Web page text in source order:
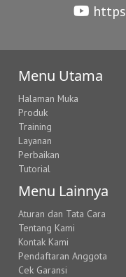
Menu Utama
Halaman Muka
Produk
Training
Layanan
Perbaikan
Tutorial
Menu Lainnya
Aturan dan Tata Cara
Tentang Kami
Kontak Kami
Pendaftaran Anggota
Cek Garansi